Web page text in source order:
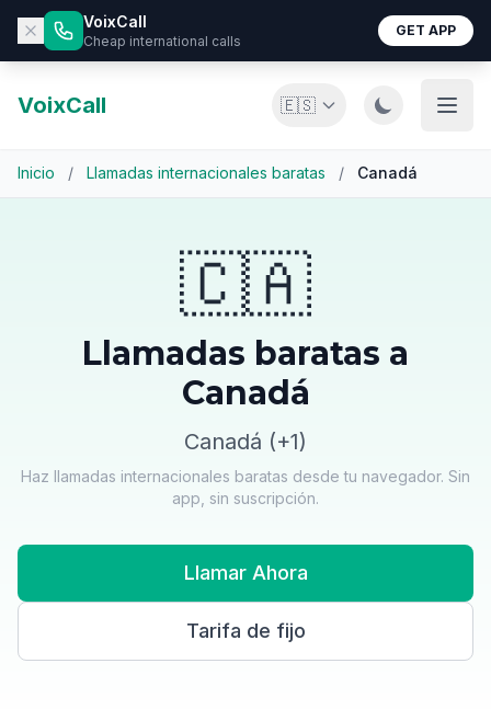
VoixCall
Cheap international calls
GET APP
VoixCall 🇪🇸
Inicio / Llamadas internacionales baratas / Canadá
🇨🇦
Llamadas baratas a
Canadá
Canadá (+1)
Haz llamadas internacionales baratas desde tu navegador. Sin
app, sin suscripción.
Llamar Ahora
Tarifa de fijo